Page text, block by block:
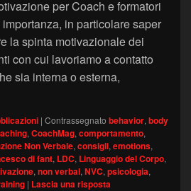
per Coach e formatori
in particolare saper
la spinta motivazionale dei
con cui lavoriamo a contatto
sia interna o esterna,
del Corpo: una spinta verso la
| Contrassegnato behavior, body
, CoachMag, comportamento,
Non Verbale, consigli, emotions,
di fant, LDC, Linguaggio del Corpo,
, non verbal, NVC, psicologia,
| Lascia una risposta